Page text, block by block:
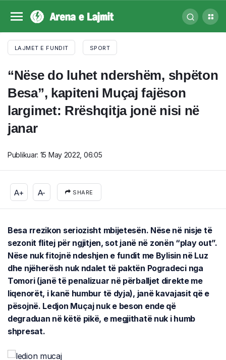
LAJMET E FUNDIT SPORT
“Nëse do luhet ndershëm, shpëton
Besa”, kapiteni Muçaj fajëson
largimet: Rrëshqitja jonë nisi në
janar
Publikuar: 15 May 2022, 06:05
A+ A- SHARE
Besa rrezikon seriozisht mbijetesën. Nëse në nisje të
sezonit flitej për ngjitjen, sot janë në zonën “play out”.
Nëse nuk fitojnë ndeshjen e fundit me Bylisin në Luz
dhe njëherësh nuk ndalet të paktën Pogradeci nga
Tomori (janë të penalizuar në përballjet direkte me
liqenorët, i kanë humbur të dyja), janë kavajasit që e
pësojnë. Ledjon Muçaj nuk e beson ende që
degraduan në këtë pikë, e megjithatë nuk i humb
shpresat.